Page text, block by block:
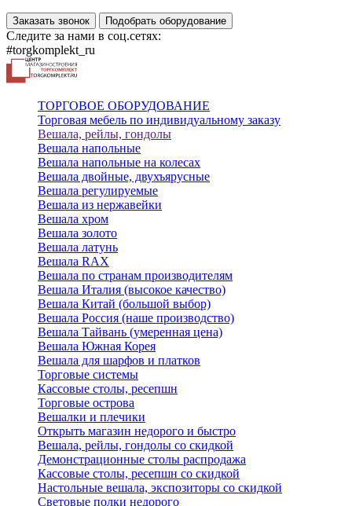
Заказать звонок Подобрать оборудование
Следите за нами в соц.сетях:
#torgkomplekt_ru
ТОРГОВОЕ ОБОРУДОВАНИЕ
Торговая мебель по индивидуальному заказу
Вешала, рейлы, гондолы
Вешала напольные
Вешала напольные на колесах
Вешала двойные, двухъярусные
Вешала регулируемые
Вешала из нержавейки
Вешала хром
Вешала золото
Вешала латунь
Вешала RAX
Вешала по странам производителям
Вешала Италия (высокое качество)
Вешала Китай (большой выбор)
Вешала Россия (наше производство)
Вешала Тайвань (умеренная цена)
Вешала Южная Корея
Вешала для шарфов и платков
Торговые системы
Кассовые столы, ресепшн
Торговые острова
Вешалки и плечики
Открыть магазин недорого и быстро
Вешала, рейлы, гондолы со скидкой
Демонстрационные столы распродажа
Кассовые столы, ресепшн со скидкой
Настольные вешала, экспозиторы со скидкой
Световые полки недорого